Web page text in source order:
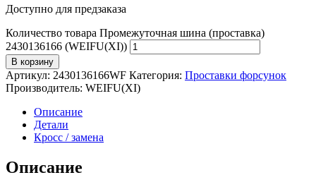
Доступно для предзаказа
Количество товара Промежуточная шина (проставка)
2430136166 (WEIFU(XI))
В корзину
Артикул: 2430136166WF Категория: Проставки форсунок
Производитель: WEIFU(XI)
Описание
Детали
Кросс / замена
Описание